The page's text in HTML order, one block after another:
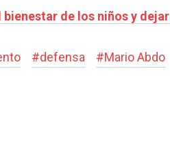
de los niños y
#defensa #Mario Abdo